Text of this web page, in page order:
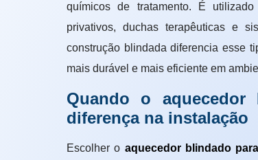
químicos de tratamento. É
privativos, duchas terapêuticas e
construção blindada diferencia esse
mais durável e mais eficiente em
Quando o aquecedor
diferença na instalação
Escolher o aquecedor blindado